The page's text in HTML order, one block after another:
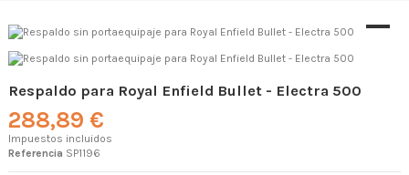
Respaldo para Royal Enfield Bullet - Electra 500
288,89 €
Impuestos incluidos
Referencia SP1196